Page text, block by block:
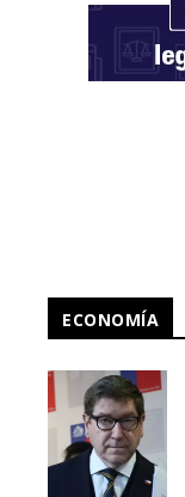
ECONOMÍA